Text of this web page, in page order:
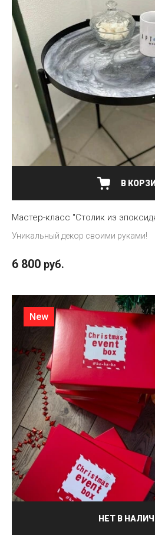
В
Мастер-класс "Столик из
Уникальный декор своими руками!
6 800 руб.
НЕТ В
New